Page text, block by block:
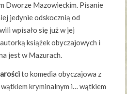
Dworze Mazowieckim. Pisanie
jedynie odskocznią od
wpisało się już w jej
książek obyczajowych i
jest w Mazurach.
to komedia obyczajowa z
kryminalnym i… wątkiem